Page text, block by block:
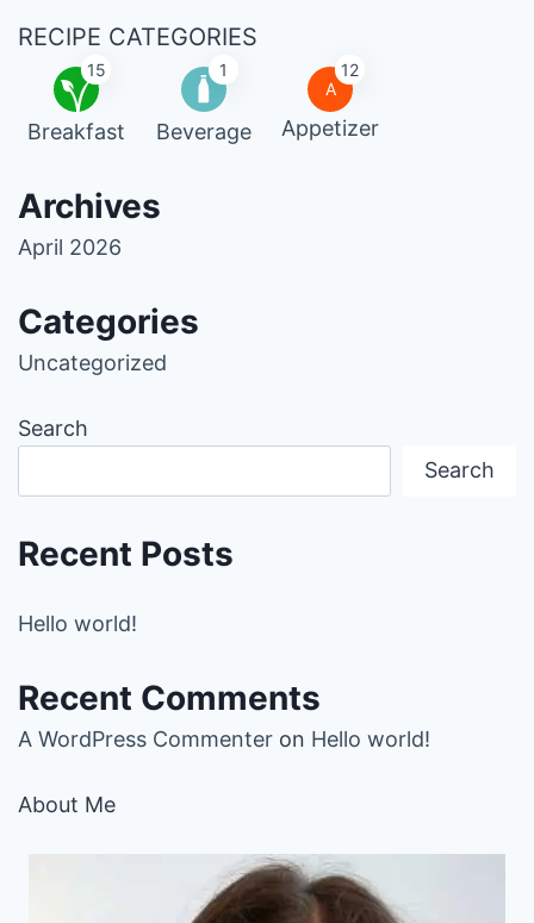
RECIPE CATEGORIES
15
Breakfast
1
Beverage
A
12
Appetizer
Archives
April 2026
Categories
Uncategorized
Search
Search
Recent Posts
Hello world!
Recent Comments
A WordPress Commenter on Hello world!
About Me